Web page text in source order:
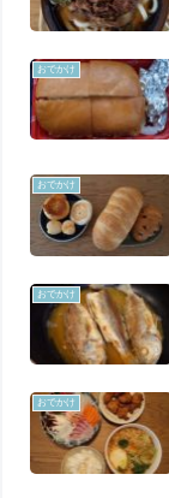
おでかけ
おでかけ
おでかけ
おでかけ